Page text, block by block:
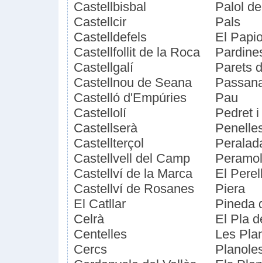
Castellbisbal
Castellcir
Castelldefels
Castellfollit de la Roca
Castellgalí
Castellnou de Seana
Castelló d'Empúries
Castellolí
Castellserà
Castellterçol
Castellvell del Camp
Castellví de la Marca
Castellví de Rosanes
El Catllar
Celrà
Centelles
Cercs
Palol
Pals
El
Parets
Pau
Pedret
El
Piera
Pineda
El Pla
Les